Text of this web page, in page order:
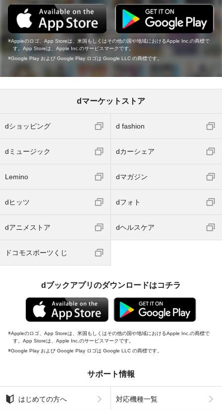
Appleのロゴ、App Storeは、米国もしくはその他の国や地域におけるApple Inc.の商標で
す。App Storeは、Apple Inc.のサービスマークです。
Google Play および Google Play ロゴは Google LLC の商標です。
dマーケットストア
dショッピング d fashion
dミュージック dカーシェア
Lemino dマガジン
dヒッツ dフォト
dアニメストア dヘルスケア
ドコモスポーツくじ
dブックアプリのダウンロードはコチラ
Appleのロゴ、App Storeは、米国もしくはその他の国や地域におけるApple Inc.の商標で
す。App Storeは、Apple Inc.のサービスマークです。
Google Play および Google Play ロゴは Google LLC の商標です。
サポート情報
はじめての方へ 対応機種一覧